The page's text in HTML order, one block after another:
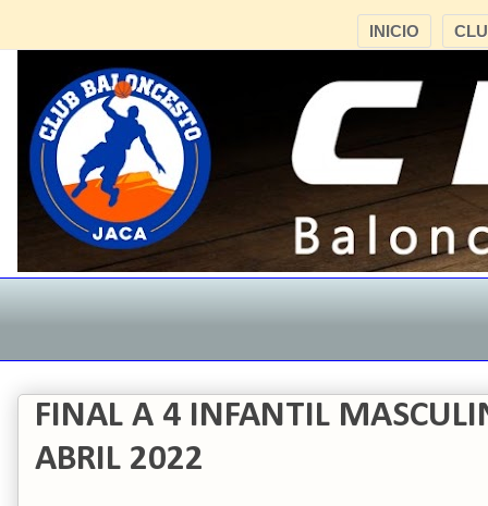
INICIO
FINAL A 4 INFANTIL
ABRIL 2022